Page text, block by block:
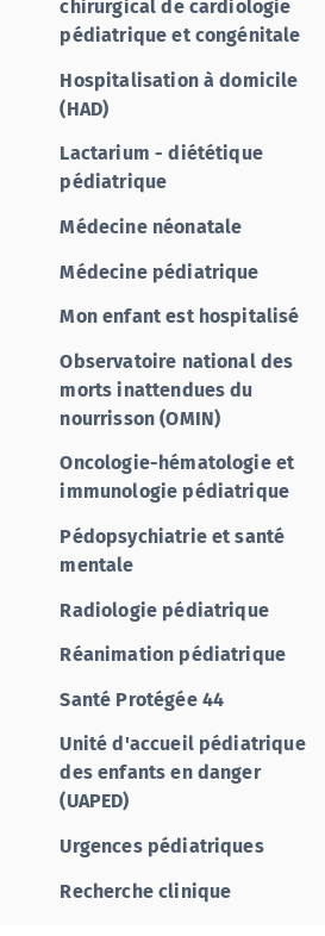
chirurgical de cardiologie
pédiatrique et congénitale
Hospitalisation à domicile
(HAD)
Lactarium - diététique
pédiatrique
Médecine néonatale
Médecine pédiatrique
Mon enfant est hospitalisé
Observatoire national des
morts inattendues du
nourrisson (OMIN)
Oncologie-hématologie et
immunologie pédiatrique
Pédopsychiatrie et santé
mentale
Radiologie pédiatrique
Réanimation pédiatrique
Santé Protégée 44
Unité d'accueil pédiatrique
des enfants en danger
(UAPED)
Urgences pédiatriques
Recherche clinique